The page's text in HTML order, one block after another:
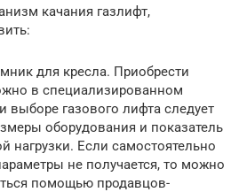
качания газлифт,
для кресла. Приобрести
в специализированном
выборе газового лифта следует
оборудования и показатель
нагрузки. Если самостоятельно
не получается, то можно
помощью продавцов-